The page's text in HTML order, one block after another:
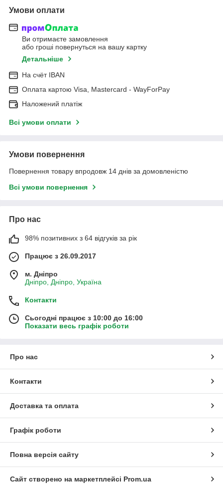
Умови оплати
Ви отримаєте замовлення
або гроші повернуться на вашу картку
Детальніше
На cчёт IBAN
Оплата картою Visa, Mastercard - WayForPay
Наложений платіж
Всі умови оплати
Умови повернення
Повернення товару впродовж 14 днів за домовленістю
Всі умови повернення
Про нас
98% позитивних з 64 відгуків за рік
Працює з 26.09.2017
м. Дніпро
Дніпро, Дніпро, Україна
Контакти
Сьогодні працює з 10:00 до 16:00
Показати весь графік роботи
Про нас
Контакти
Доставка та оплата
Графік роботи
Повна версія сайту
Сайт створено на маркетплейсі Prom.ua